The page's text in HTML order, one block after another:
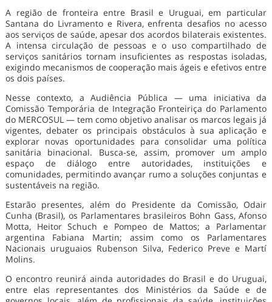
A região de fronteira entre Brasil e Uruguai, em particular
Santana do Livramento e Rivera, enfrenta desafios no acesso
aos serviços de saúde, apesar dos acordos bilaterais existentes.
A intensa circulação de pessoas e o uso compartilhado de
serviços sanitários tornam insuficientes as respostas isoladas,
exigindo mecanismos de cooperação mais ágeis e efetivos entre
os dois países.
Nesse contexto, a Audiência Pública — uma iniciativa da
Comissão Temporária de Integração Fronteiriça do Parlamento
do MERCOSUL — tem como objetivo analisar os marcos legais já
vigentes, debater os principais obstáculos à sua aplicação e
explorar novas oportunidades para consolidar uma política
sanitária binacional. Busca-se, assim, promover um amplo
espaço de diálogo entre autoridades, instituições e
comunidades, permitindo avançar rumo a soluções conjuntas e
sustentáveis na região.
Estarão presentes, além do Presidente da Comissão, Odair
Cunha (Brasil), os Parlamentares brasileiros Bohn Gass, Afonso
Motta, Heitor Schuch e Pompeo de Mattos; a Parlamentar
argentina Fabiana Martin; assim como os Parlamentares
Nacionais uruguaios Rubenson Silva, Federico Preve e Martí
Molins.
O encontro reunirá ainda autoridades do Brasil e do Uruguai,
entre elas representantes dos Ministérios da Saúde e de